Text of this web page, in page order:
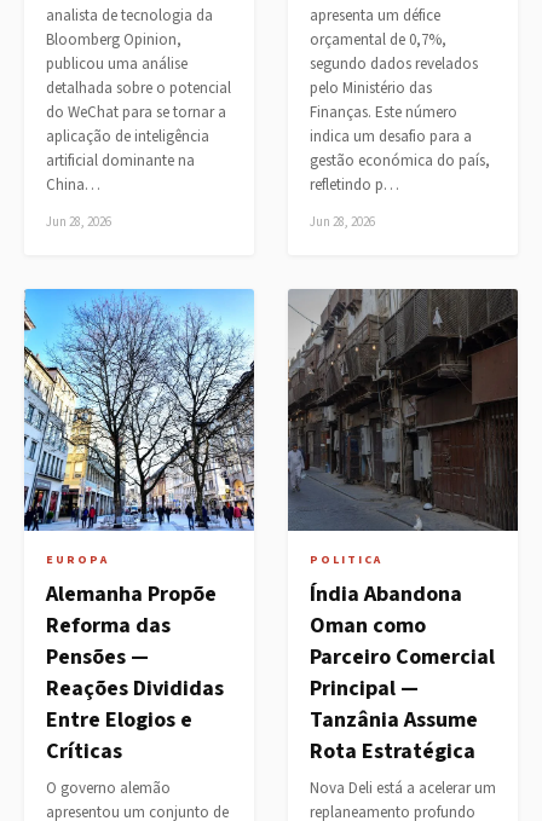
analista de tecnologia da
Bloomberg Opinion,
publicou uma análise
detalhada sobre o potencial
do WeChat para se tornar a
aplicação de inteligência
artificial dominante na
China…
Jun 28, 2026
apresenta um défice
orçamental de 0,7%,
segundo dados revelados
pelo Ministério das
Finanças. Este número
indica um desafio para a
gestão económica do país,
refletindo p…
Jun 28, 2026
EUROPA
Alemanha Propõe
Reforma das
Pensões —
Reações Divididas
Entre Elogios e
Críticas
O governo alemão
apresentou um conjunto de
POLITICA
Índia Abandona
Oman como
Parceiro Comercial
Principal —
Tanzânia Assume
Rota Estratégica
Nova Deli está a acelerar um
replaneamento profundo